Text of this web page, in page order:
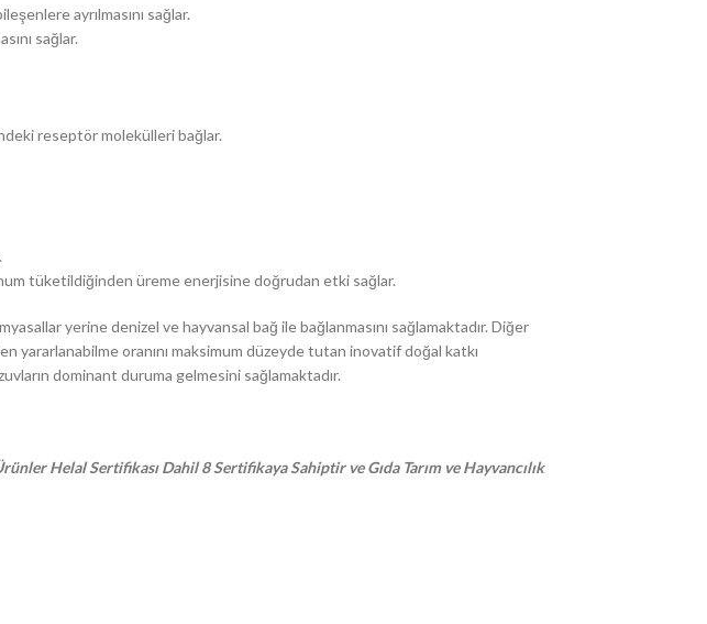
ayrılmasını sağlar.
sağlar.
reseptör molekülleri bağlar.
tüketildiğinden üreme enerjisine doğrudan etki sağlar.
yerine denizel ve hayvansal bağ ile bağlanmasını sağlamaktadır. Diğer
yararlanabilme oranını maksimum düzeyde tutan inovatif doğal katkı
dominant duruma gelmesini sağlamaktadır.
Helal Sertifikası Dahil 8 Sertifikaya Sahiptir ve Gıda Tarım ve Hayvancılık